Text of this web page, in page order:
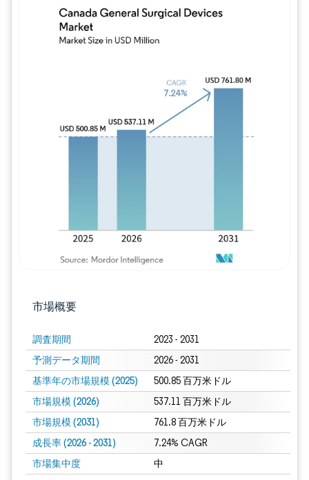
市場概要
調査期間 2023 - 2031
予測データ期間 2026 - 2031
基準年の市場規模 (2025) 500.85 百万米ドル
市場規模 (2026) 537.11 百万米ドル
市場規模 (2031) 761.8 百万米ドル
成長率 (2026 - 2031) 7.24% CAGR
市場集中度 中